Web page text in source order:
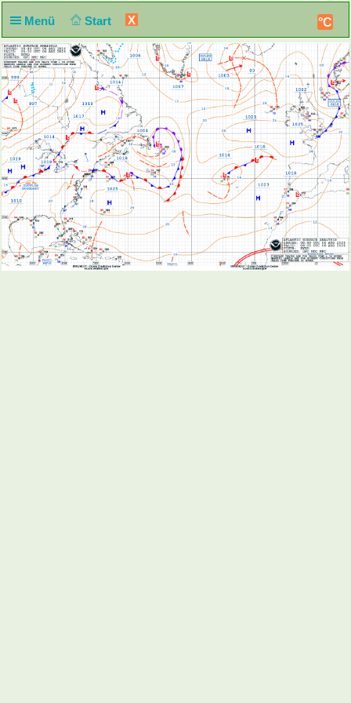
Menü Start X °C